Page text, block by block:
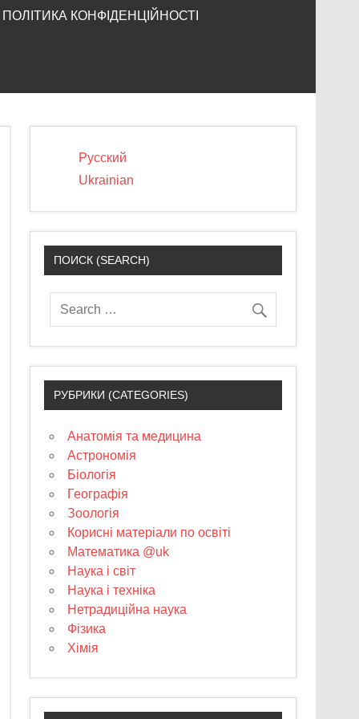
ПОЛІТИКА КОНФІДЕНЦІЙНОСТІ
Русский
Ukrainian
ПОИСК (SEARCH)
РУБРИКИ (CATEGORIES)
Анатомія та медицина
Астрономія
Біологія
Географія
Зоологія
Корисні матеріали по освіті
Математика @uk
Наука і світ
Наука і техніка
Нетрадиційна наука
Фізика
Хімія